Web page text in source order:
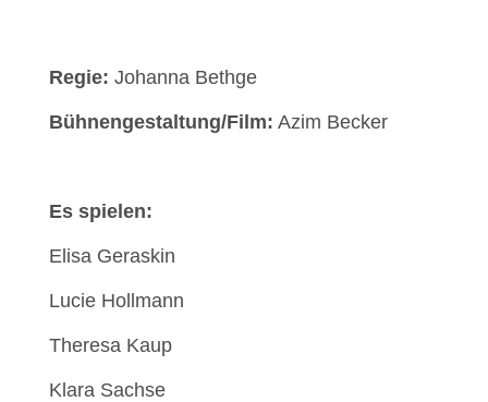
Regie: Johanna Bethge
Bühnengestaltung/Film: Azim Becker
Es spielen:
Elisa Geraskin
Lucie Hollmann
Theresa Kaup
Klara Sachse